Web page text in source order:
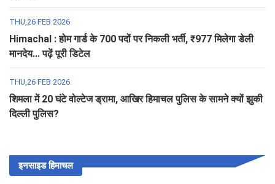
THU,26 FEB 2026
Himachal : होम गार्ड के 700 पदों पर निकली भर्ती, ₹977 मिलेगा डेली
मानदेय... पढ़ें पूरी डिटेल
THU,26 FEB 2026
शिमला में 20 घंटे वोल्टेज ड्रामा, आखिर हिमाचल पुलिस के सामने क्यों झुकी
दिल्ली पुलिस?
इनसाइड हिमाचल